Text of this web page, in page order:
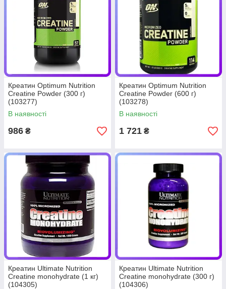
Креатин Optimum Nutrition
Creatine Powder (300 г)
(103277)
В наявності
986 ₴
Креатин Optimum Nutrition
Creatine Powder (600 г)
(103278)
В наявності
1 721 ₴
Креатин Ultimate Nutrition
Creatine monohydrate (1 кг)
(104305)
Креатин Ultimate Nutrition
Creatine monohydrate (300 г)
(104306)